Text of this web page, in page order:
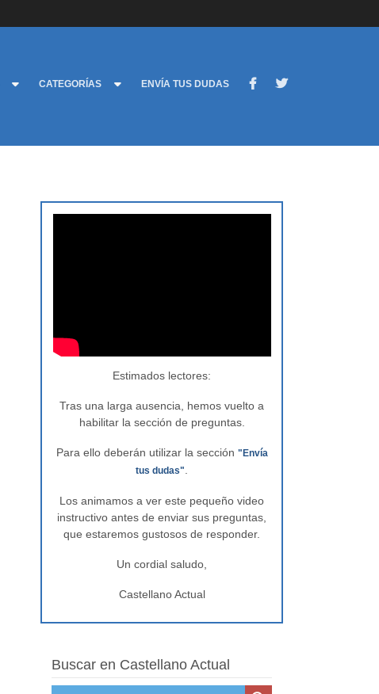
CATEGORÍAS ENVÍA TUS DUDAS
Estimados lectores:
Tras una larga ausencia, hemos vuelto a
habilitar la sección de preguntas.
Para ello deberán utilizar la sección "Envía
tus dudas"
Los animamos a ver este pequeño video
instructivo antes de enviar sus preguntas,
que estaremos gustosos de responder.
Un cordial saludo,
Castellano Actual
Buscar en Castellano Actual